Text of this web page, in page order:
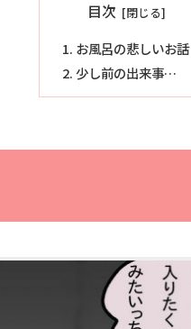
目次
お風呂の悲しいお話
少し前の出来事…